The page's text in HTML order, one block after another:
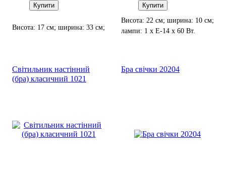
Купити
Висота: 17 см; ширина: 33 см;
Купити
Висота: 22 см; ширина: 10 см;
лампи: 1 х Е-14 х 60 Вт.
Світильник настінний
(бра) класичний 1021
Бра свічки 20204